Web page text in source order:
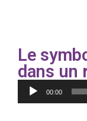
Le
dans un
Lecteur
audio00:00